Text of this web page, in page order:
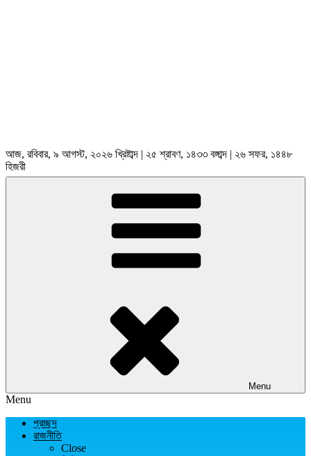
আজ, রবিবার, ৯ আগস্ট, ২০২৬ খ্রিষ্টাব্দ | ২৫ শ্রাবণ, ১৪৩৩ বঙ্গাব্দ | ২৬ সফর, ১৪৪৮
হিজরী
Menu
Menu
প্রচ্ছদ
রাজনীতি
Close